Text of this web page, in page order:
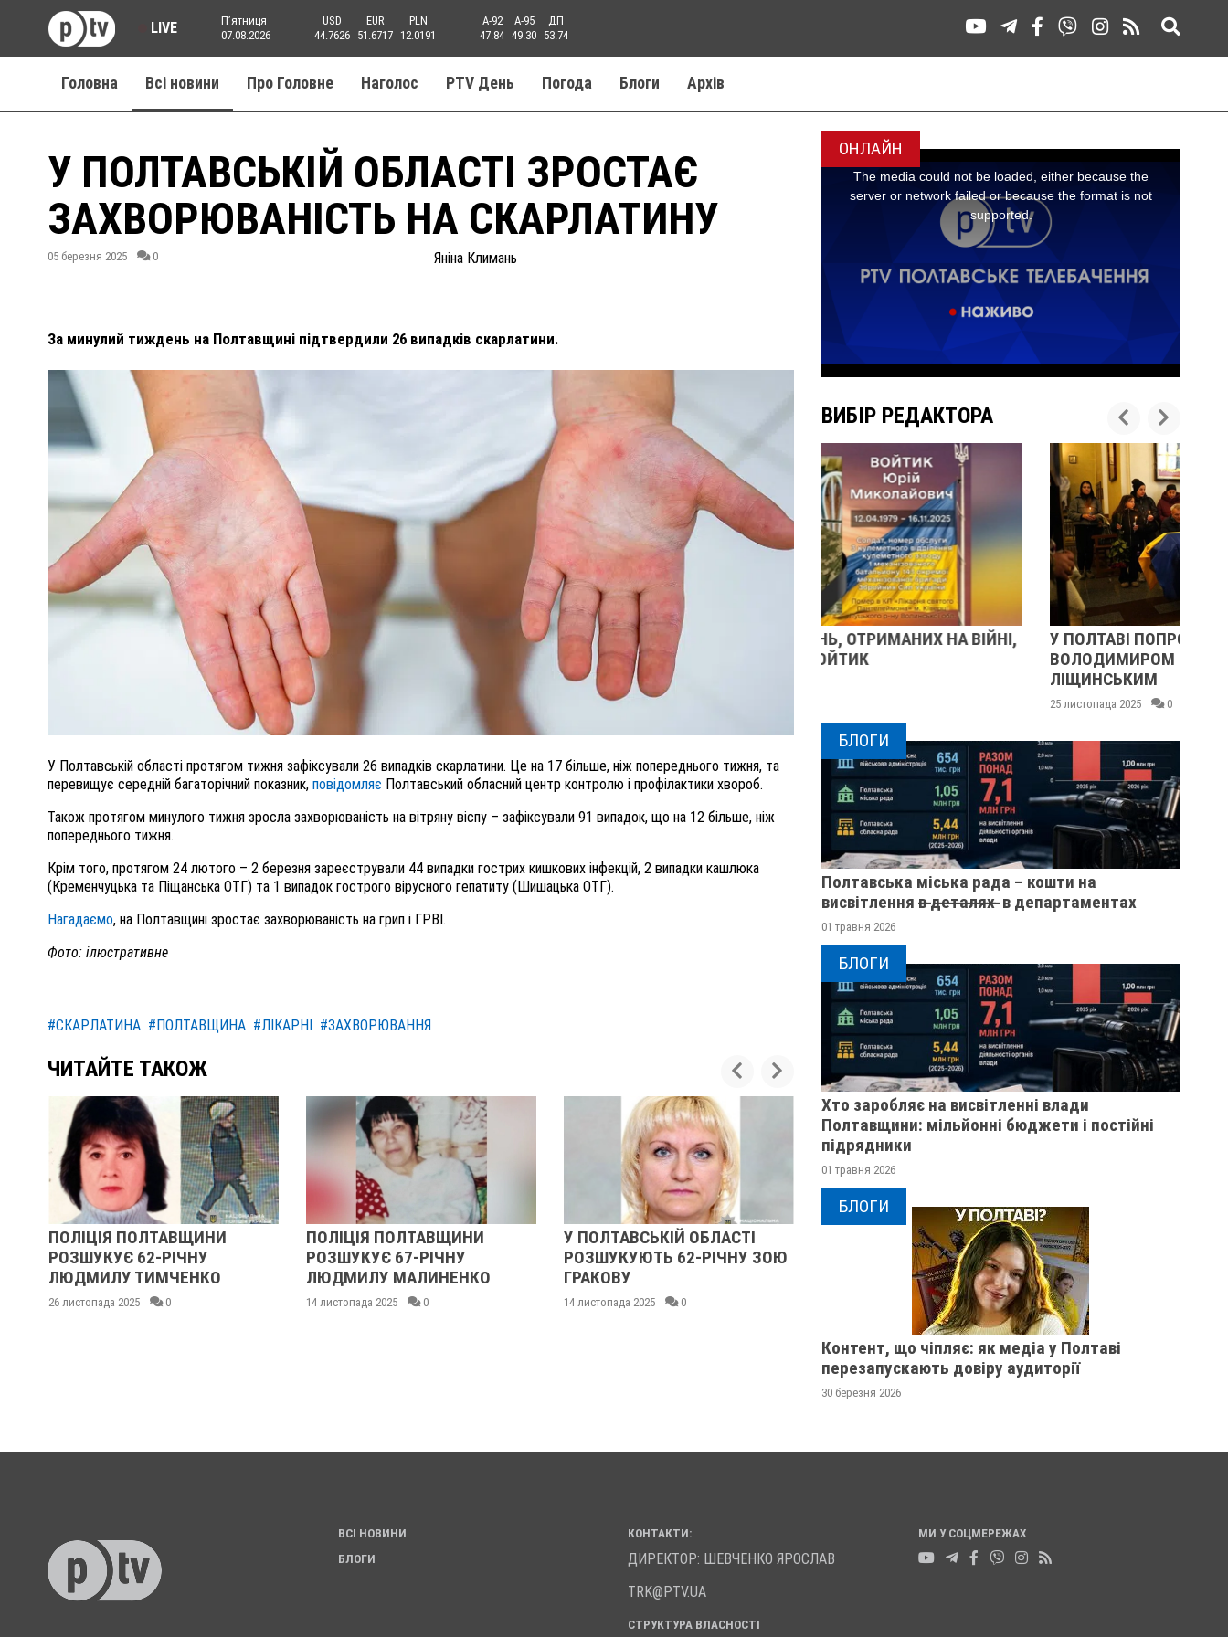
LIVE
Пʼятниця
07.08.2026
USD
44.7626
EUR
51.6717
PLN
12.0191
A-92
47.84
A-95
49.30
ДП
53.74
Головна Всі новини Про Головне Наголос PTV День Погода Блоги Aрхів
У ПОЛТАВСЬКІЙ ОБЛАСТІ ЗРОСТАЄ
ЗАХВОРЮВАНІСТЬ НА СКАРЛАТИНУ
05 березня 2025 0 Яніна Климань
За минулий тиждень на Полтавщині підтвердили 26 випадків скарлатини.
У Полтавській області протягом тижня зафіксували 26 випадків скарлатини. Це на 17 більше, ніж попереднього тижня, та
перевищує середній багаторічний показник, повідомляє Полтавський обласний центр контролю і профілактики хвороб.
Також протягом минулого тижня зросла захворюваність на вітряну віспу – зафіксували 91 випадок, що на 12 більше, ніж
попереднього тижня.
Крім того, протягом 24 лютого – 2 березня зареєстрували 44 випадки гострих кишкових інфекцій, 2 випадки кашлюка
(Кременчуцька та Піщанська ОТГ) та 1 випадок гострого вірусного гепатиту (Шишацька ОТГ).
Нагадаємо, на Полтавщині зростає захворюваність на грип і ГРВІ.
Фото: ілюстративне
#СКАРЛАТИНА #ПОЛТАВЩИНА #ЛІКАРНІ #ЗАХВОРЮВАННЯ
ЧИТАЙТЕ ТАКОЖ
ПОЛІЦІЯ ПОЛТАВЩИНИ
РОЗШУКУЄ 62-РІЧНУ
ЛЮДМИЛУ ТИМЧЕНКО
26 листопада 2025 0
ПОЛІЦІЯ ПОЛТАВЩИНИ
РОЗШУКУЄ 67-РІЧНУ
ЛЮДМИЛУ МАЛИНЕНКО
14 листопада 2025 0
У ПОЛТАВСЬКІЙ ОБЛАСТІ
РОЗШУКУЮТЬ 62-РІЧНУ ЗОЮ
ГРАКОВУ
14 листопада 2025 0
У ПОЛТАВСЬКІЙ ОБЛАСТІ
РОЗШУКУЮТЬ 82-РІЧНУ
ГАННУ МЕРКОТАН
0
ПОЛІЦІЯ
РОЗШУКУЄ 69-
МИХАЙЛА УДОДА
12 листопада 2025
ОНЛАЙН
ВИБІР РЕДАКТОРА
ПОЛІЦІЯ ПОЛТАВЩИНИ РОЗШУКУЄ 62-РІЧНУ
ЛЮДМИЛУ ТИМЧЕНКО
ВНАСЛІДОК ПОРАНЕНЬ, ОТРИМАНИХ НА ВІЙНІ,
ПОМЕР ВОЇН ЮРІЙ ВОЙТИК
25 листопада 2025
У ПОЛТАВІ ПОПРОЩАЛИСЯ ІЗ ВІЙСЬКОВИМИ
ВОЛОДИМИРОМ КАРЕНГІНИМ ТА ОЛЕГОМ
БЛОГИ
Полтавська міська рада – кошти на
висвітлення в̶ ̶д̶е̶т̶а̶л̶я̶х̶ ̶ в департаментах
01 травня 2026
БЛОГИ
Хто заробляє на висвітленні влади
Полтавщини: мільйонні бюджети і постійні
підрядники
01 травня 2026
БЛОГИ
Контент, що чіпляє: як медіа у Полтаві
перезапускають довіру аудиторії
30 березня 2026
ВСІ НОВИНИ
БЛОГИ
КОНТАКТИ:
ДИРЕКТОР: ШЕВЧЕНКО ЯРОСЛАВ
TRK@PTV.UA
СТРУКТУРА ВЛАСНОСТІ
МИ У СОЦМЕРЕЖАХ